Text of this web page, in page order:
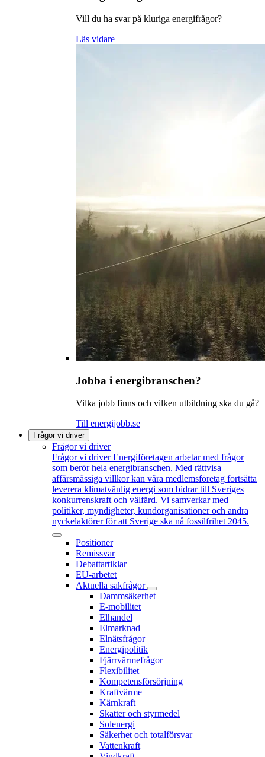
Vill du ha svar på kluriga energifrågor?
Läs vidare
Jobba i energibranschen?
Vilka jobb finns och vilken utbildning ska du gå?
Till energijobb.se
Frågor vi driver
Frågor vi driver
Frågor vi driver Energiföretagen arbetar med frågor
som berör hela energibranschen. Med rättvisa
affärsmässiga villkor kan våra medlemsföretag fortsätta
leverera klimatvänlig energi som bidrar till Sveriges
konkurrenskraft och välfärd. Vi samverkar med
politiker, myndigheter, kundorganisationer och andra
nyckelaktörer för att Sverige ska nå fossilfrihet 2045.
Positioner
Remissvar
Debattartiklar
EU-arbetet
Aktuella sakfrågor
Dammsäkerhet
E-mobilitet
Elhandel
Elmarknad
Elnätsfrågor
Energipolitik
Fjärrvärmefrågor
Flexibilitet
Kompetensförsörjning
Kraftvärme
Kärnkraft
Skatter och styrmedel
Solenergi
Säkerhet och totalförsvar
Vattenkraft